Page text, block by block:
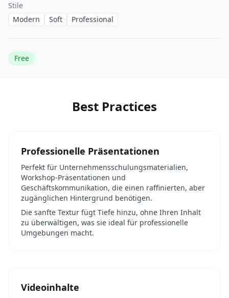
Stile
Modern
Soft Professional
Free
Best Practices
Professionelle Präsentationen
Perfekt für Unternehmensschulungsmaterialien,
Workshop-Präsentationen und
Geschäftskommunikation, die einen raffinierten, aber
zugänglichen Hintergrund benötigen.
Die sanfte Textur fügt Tiefe hinzu, ohne Ihren Inhalt
zu überwältigen, was sie ideal für professionelle
Umgebungen macht.
Videoinhalte